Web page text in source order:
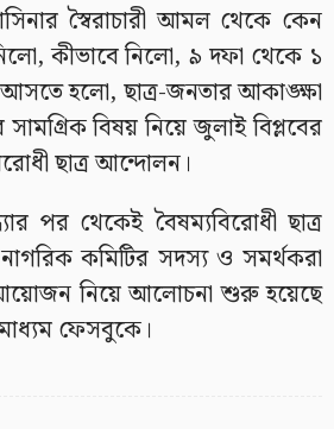
স্বৈরাচারী আমল থেকে কেন
কীভাবে নিলো, ৯ দফা থেকে ১
হলো, ছাত্র-জনতার আকাঙ্ক্ষা
বিষয় নিয়ে জুলাই বিপ্লবের
ছাত্র আন্দোলন।
পর থেকেই বৈষম্যবিরোধী ছাত্র
কমিটির সদস্য ও সমর্থকরা
নিয়ে আলোচনা শুরু হয়েছে
ফেসবুকে।